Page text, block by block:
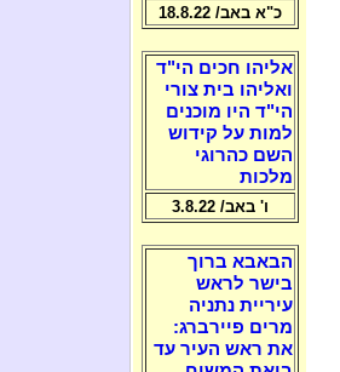
כ"א באב/ 18.8.22
אליהו חכים הי"ד
ואליהו בית צורי
הי"ד היו מוכנים
למות על קידוש
השם כהרוגי
מלכות
ו' באב/ 3.8.22
הבאבא ברוך
בישר לראש
עיריית נתניה
מרים פיירברג:
את ראש העיר עד